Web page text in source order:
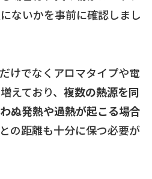
ないかを事前に確認しまし
けでなくアロマタイプや電
えており、 複数の熱源を同
ぬ発熱や過熱が起こる場合
の距離も十分に保つ必要が